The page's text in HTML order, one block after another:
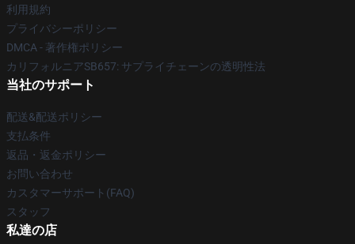
利用規約
プライバシーポリシー
DMCA - 著作権ポリシー
カリフォルニアSB657: サプライチェーンの透明性法
当社のサポート
配送&配送ポリシー
支払条件
返品・返金ポリシー
お問い合わせ
カスタマーサポート(FAQ)
スタッフ
私達の店